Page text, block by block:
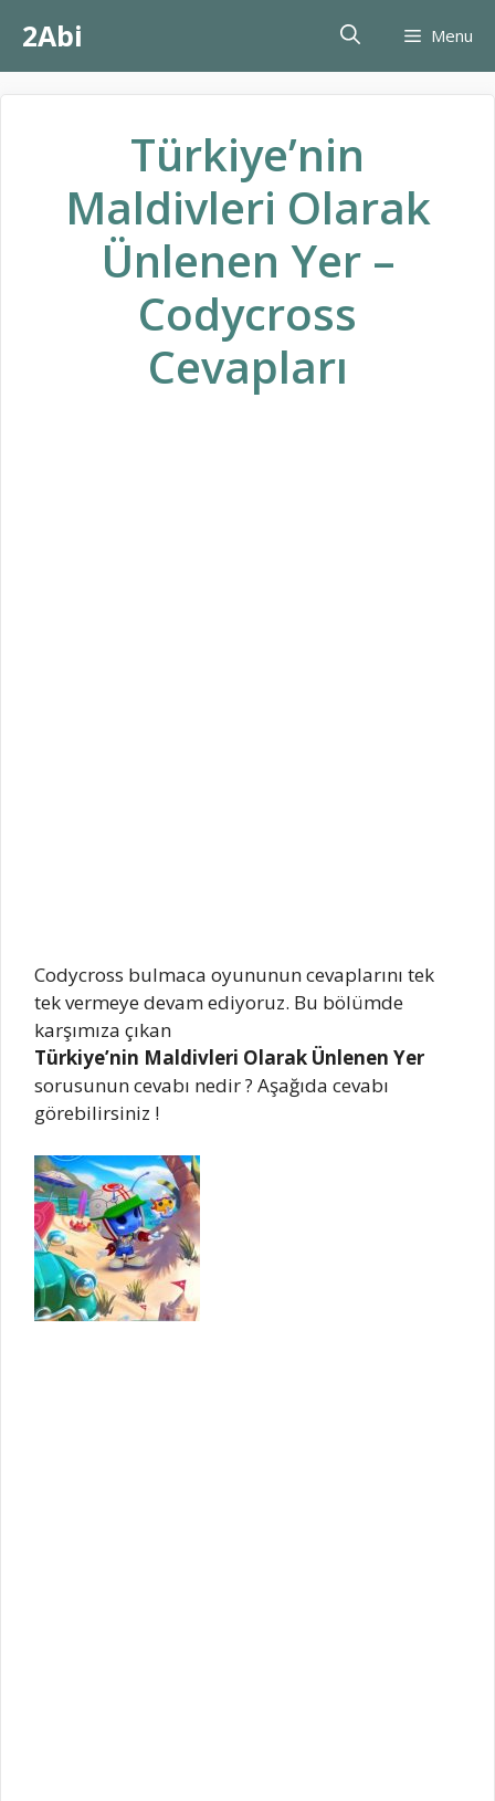
atla2Abi Menu
Türkiye’nin
Maldivleri Olarak
Ünlenen Yer –
Codycross
Cevapları
Codycross bulmaca oyununun cevaplarını tek
tek vermeye devam ediyoruz. Bu bölümde
karşımıza çıkan
Türkiye’nin Maldivleri Olarak Ünlenen Yer
sorusunun cevabı nedir ? Aşağıda cevabı
görebilirsiniz !